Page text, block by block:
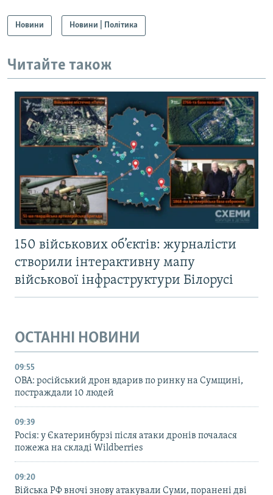
Новини Новини | Політика
Читайте також
150 військових об’єктів: журналісти
створили інтерактивну мапу
військової інфраструктури Білорусі
ОСТАННІ НОВИНИ
09:55
ОВА: російський дрон вдарив по ринку на Сумщині,
постраждали 10 людей
09:39
Росія: у Єкатеринбурзі після атаки дронів почалася
пожежа на складі Wildberries
09:20
Війська РФ вночі знову атакували Суми, поранені дві